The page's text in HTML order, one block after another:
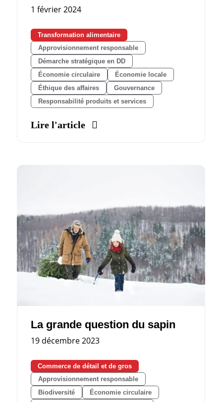
1 février 2024
Transformation alimentaire
Approvisionnement responsable
Démarche stratégique en DD
Économie circulaire
Économie locale
Éthique des affaires
Gouvernance
Responsabilité produits et services
Lire l'article
La grande question du sapin
19 décembre 2023
Commerce de détail et de gros
Approvisionnement responsable
Biodiversité
Économie circulaire